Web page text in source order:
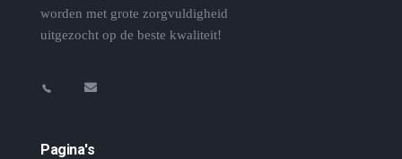
worden met grote zorgvuldigheid
uitgezocht op de beste kwaliteit!
Pagina's